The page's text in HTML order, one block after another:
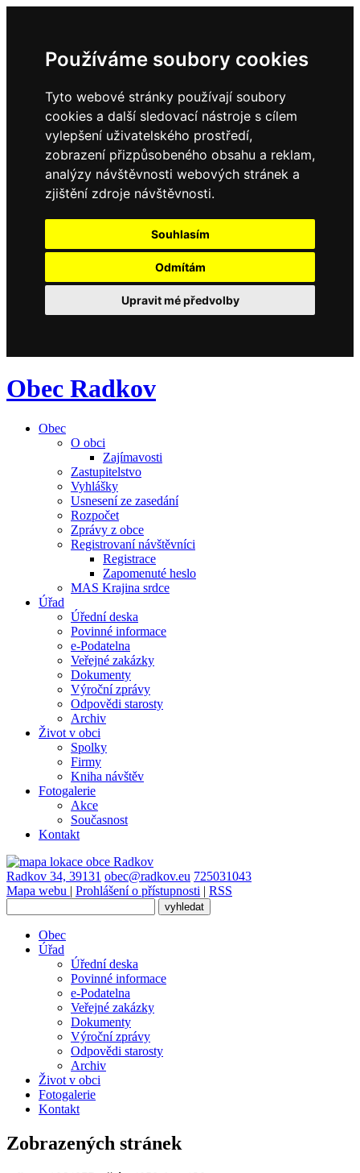
Používáme soubory cookies
Tyto webové stránky používají soubory
cookies a další sledovací nástroje s cílem
vylepšení uživatelského prostředí,
zobrazení přizpůsobeného obsahu a reklam,
analýzy návštěvnosti webových stránek a
zjištění zdroje návštěvnosti.
Souhlasím
Odmítám
Upravit mé předvolby
Obec Radkov
Obec
O obci
Zajímavosti
Zastupitelstvo
Vyhlášky
Usnesení ze zasedání
Rozpočet
Zprávy z obce
Registrovaní návštěvníci
Registrace
Zapomenuté heslo
MAS Krajina srdce
Úřad
Úřední deska
Povinné informace
e-Podatelna
Veřejné zakázky
Dokumenty
Výroční zprávy
Odpovědi starosty
Archiv
Život v obci
Spolky
Firmy
Kniha návštěv
Fotogalerie
Akce
Současnost
Kontakt
Radkov 34, 39131 obec@radkov.eu 725031043
Mapa webu | Prohlášení o přístupnosti | RSS
Obec
Úřad
Úřední deska
Povinné informace
e-Podatelna
Veřejné zakázky
Dokumenty
Výroční zprávy
Odpovědi starosty
Archiv
Život v obci
Fotogalerie
Kontakt
Zobrazených stránek